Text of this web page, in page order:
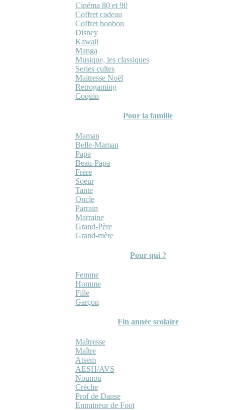
Cinéma 80 et 90
Coffret cadeau
Coffret bonbon
Disney
Kawaii
Manga
Musique, les classiques
Series cultes
Maitresse Noël
Retrogaming
Coquin
Pour la famille
Maman
Belle-Maman
Papa
Beau-Papa
Frère
Soeur
Tante
Oncle
Parrain
Marraine
Grand-Père
Grand-mère
Pour qui ?
Femme
Homme
Fille
Garçon
Fin année scolaire
Maîtresse
Maître
Atsem
AESH/AVS
Nounou
Crèche
Prof de Danse
Entraineur de Foot